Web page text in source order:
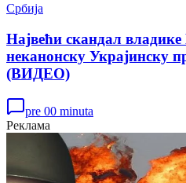
Србија
Највећи скандал
неканонску Украјинску
(ВИДЕО)
pre 00 minuta
Реклама